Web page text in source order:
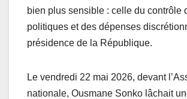
bien plus sensible : celle du contrôle
politiques et des dépenses
présidence de la République.
Le vendredi 22 mai 2026, devant
nationale, Ousmane Sonko lâchait